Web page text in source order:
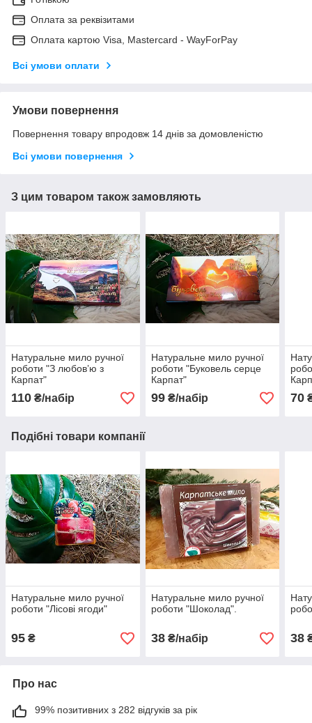
Оплата за реквізитами
Оплата картою Visa, Mastercard - WayForPay
Всі умови оплати
Умови повернення
Повернення товару впродовж 14 днів за домовленістю
Всі умови повернення
З цим товаром також замовляють
Натуральне мило ручної
роботи "З любов’ю з
Карпат"
110 ₴/набір
Натуральне мило ручної
роботи "Буковель серце
Карпат"
99₴/набір 70
Подібні товари компанії
Натуральне мило ручної
роботи "Лісові ягоди"
95 ₴
Натуральне мило ручної
роботи "Шоколад".
38₴/набір 38
Про нас
99% позитивних з 282 відгуків за рік